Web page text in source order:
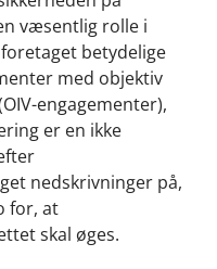
væsentlig rolle i
betydelige
med objektiv
engagementer),
er en ikke
nedskrivninger på,
for, at
skal øges.